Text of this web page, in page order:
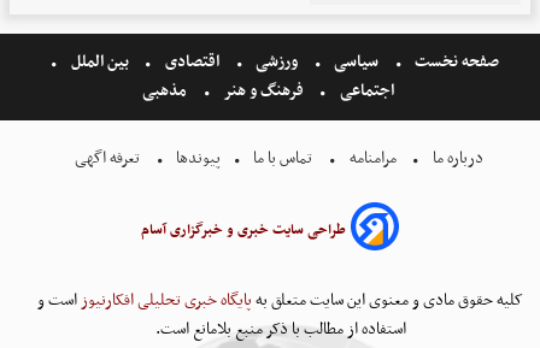
صفحه نخست سیاسی ورزشی اقتصادی
بین الملل
اجتماعی
فرهنگ و هنر مذهبی
درباره ما مرامنامه تماس با ما پیوندها تعرفه اگهی
طراحی سایت خبری و خبرگزاری آسام
کلیه حقوق مادی و معنوی این سایت متعلق بهپایگاه خبری تحلیلی افکارنیوزاست و
استفاده از مطالب با ذکر منبع بلامانع است.